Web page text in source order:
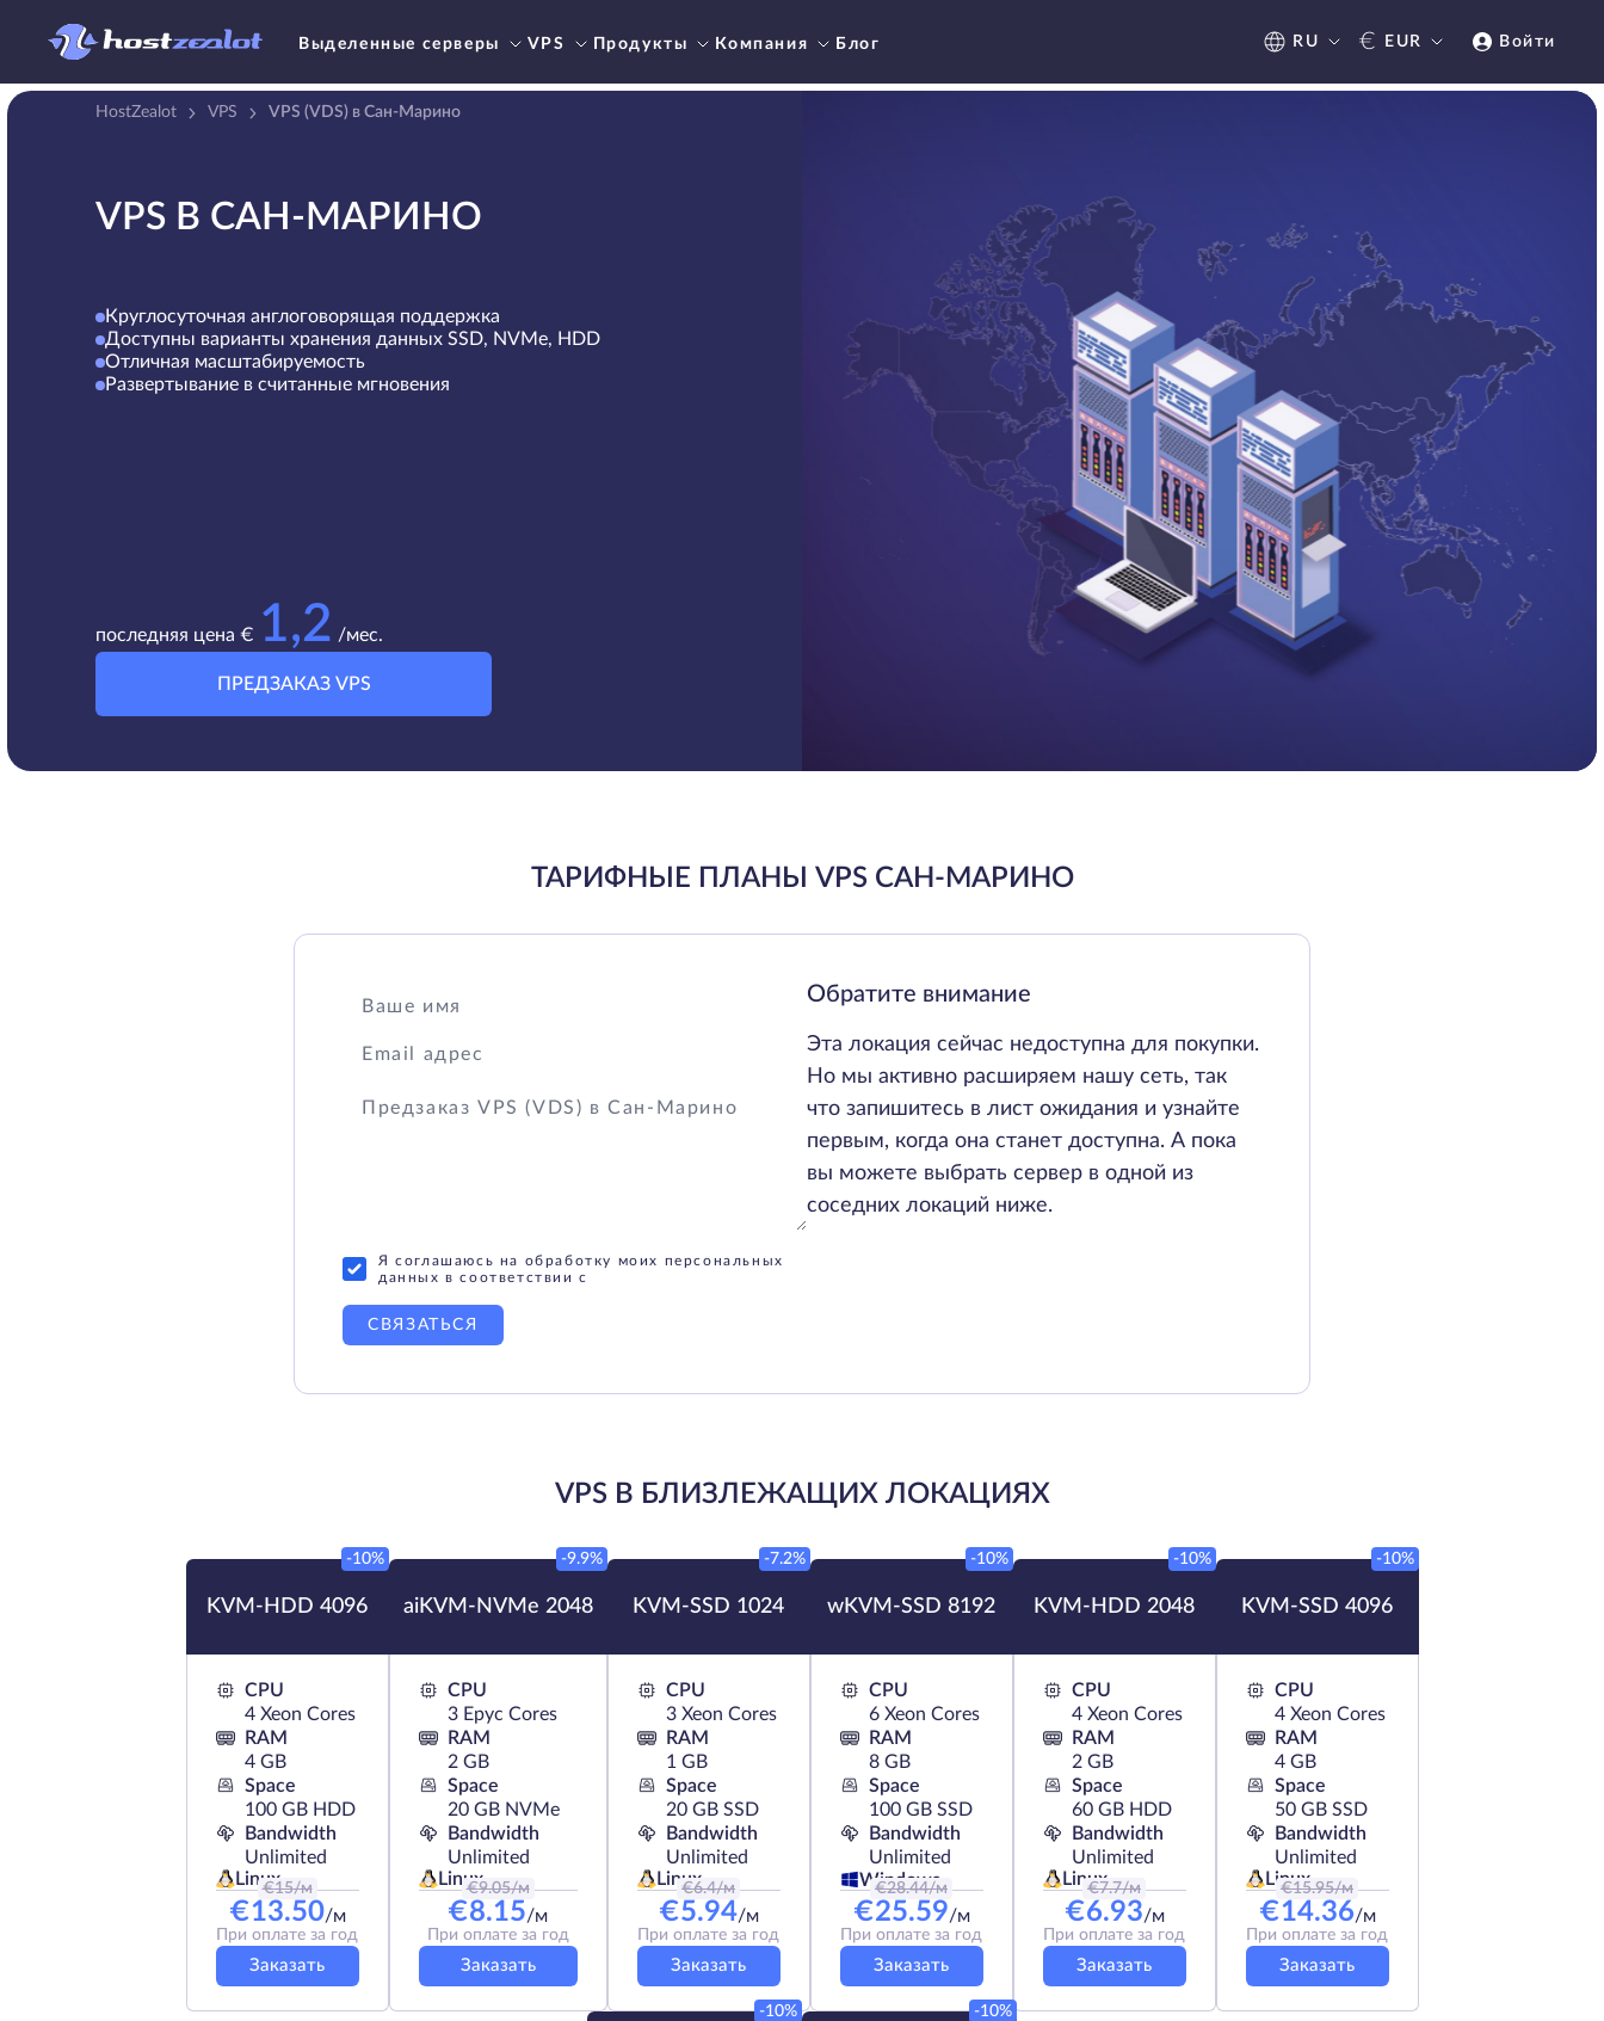
Выделенные серверы VPS Продукты Компания Блог RU € EUR Войти
HostZealot VPS VPS (VDS) в Сан-Марино
VPS В САН-МАРИНО
Круглосуточная англоговорящая поддержка
Доступны варианты хранения данных SSD, NVMe, HDD
Отличная масштабируемость
Развертывание в считанные мгновения
последняя цена € 1,2 /мес.
ПРЕДЗАКАЗ VPS
ТАРИФНЫЕ ПЛАНЫ VPS САН-МАРИНО
Я соглашаюсь на обработку моих персональных
данных в соответствии с
СВЯЗАТЬСЯ
Обратите внимание
Эта локация сейчас недоступна для покупки.
Но мы активно расширяем нашу сеть, так
что запишитесь в лист ожидания и узнайте
первым, когда она станет доступна. А пока
вы можете выбрать сервер в одной из
соседних локаций ниже.
VPS В БЛИЗЛЕЖАЩИХ ЛОКАЦИЯХ
KVM-HDD 4096
-10%
CPU
4 Xeon Cores
RAM
4 GB
Space
100 GB HDD
Bandwidth
Unlimited
Linux
€15/м
€13.50/м
При оплате за год
Заказать
aiKVM-NVMe 2048
-9.9%
CPU
3 Epyc Cores
RAM
2 GB
Space
20 GB NVMe
Bandwidth
Unlimited
Linux
€9.05/м
€8.15/м
При оплате за год
Заказать
KVM-SSD 1024
-7.2%
CPU
3 Xeon Cores
RAM
1 GB
Space
20 GB SSD
Bandwidth
Unlimited
Linux
€6.4/м
€5.94/м
При оплате за год
Заказать
wKVM-SSD 8192
-10%
CPU
6 Xeon Cores
RAM
8 GB
Space
100 GB SSD
Bandwidth
Unlimited
Windows
€28.44/м
€25.59/м
При оплате за год
Заказать
KVM-HDD 2048
-10%
CPU
4 Xeon Cores
RAM
2 GB
Space
60 GB HDD
Bandwidth
Unlimited
Linux
€7.7/м
€6.93/м
При оплате за год
Заказать
KVM-SSD 4096
-10%
CPU
4 Xeon Cores
RAM
4 GB
Space
50 GB SSD
Bandwidth
Unlimited
Linux
€15.95/м
€14.36/м
При оплате за год
Заказать
-10% -10%